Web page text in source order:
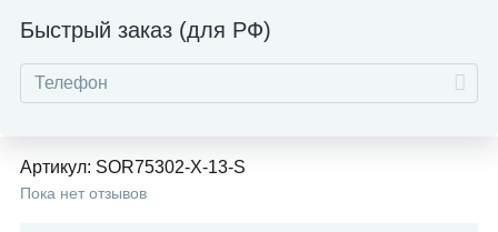
Быстрый заказ (для РФ)
Артикул: SOR75302-X-13-S
Пока нет отзывов